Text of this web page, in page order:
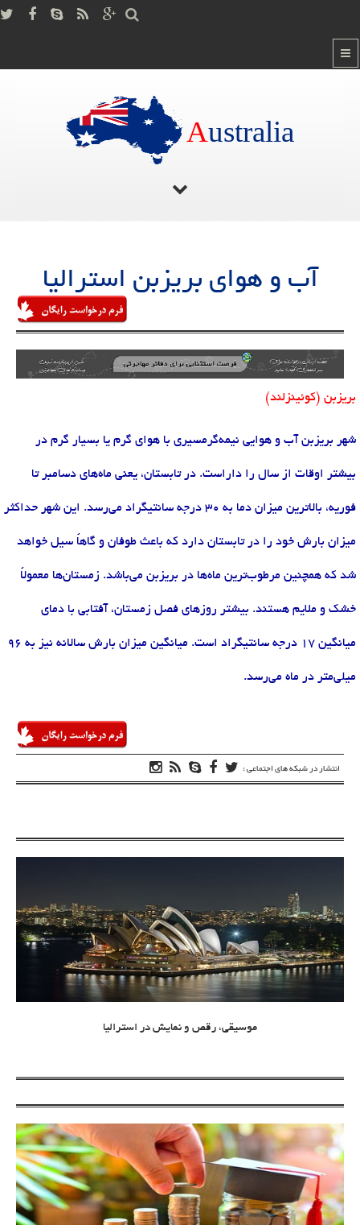
Australia
آب و هوای بریزبن استرالیا
بریزبن (کوئینزلند)
شهر بریزبن آب و هوایی نیمه‌گرمسیری با هوای گرم یا بسیار گرم در
بیشتر اوقات از سال را داراست. در تابستان، یعنی ماه‌های دسامبر تا
فوریه، بالاترین میزان دما به 30 درجه سانتیگراد می‌رسد. این شهر حداکثر
میزان بارش خود را در تابستان دارد که باعث طوفان و گاهاً سیل خواهد
شد که همچنین مرطوب‌ترین ماه‌ها در بریزبن می‌باشد. زمستان‌ها معمولاً
خشک و ملایم هستند. بیشتر روزهای فصل زمستان، آفتابی با دمای
میانگین 17 درجه سانتیگراد است. میانگین میزان بارش سالانه نیز به 96
میلی‌متر در ماه می‌رسد.
انتشار در شبکه های اجتماعی :
موسیقی، رقص و نمایش در استرالیا